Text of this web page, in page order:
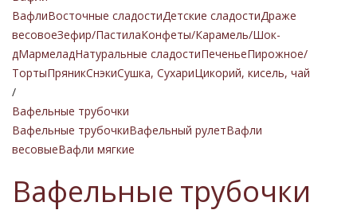
ВафлиВосточные сладостиДетские сладостиДраже
весовоеЗефир/ПастилаКонфеты/Карамель/Шок-
дМармеладНатуральные сладостиПеченьеПирожное/
ТортыПряникСнэкиСушка, СухариЦикорий, кисель, чай
/
Вафельные трубочки
Вафельные трубочкиВафельный рулетВафли
весовыеВафли мягкие
Вафельные трубочки